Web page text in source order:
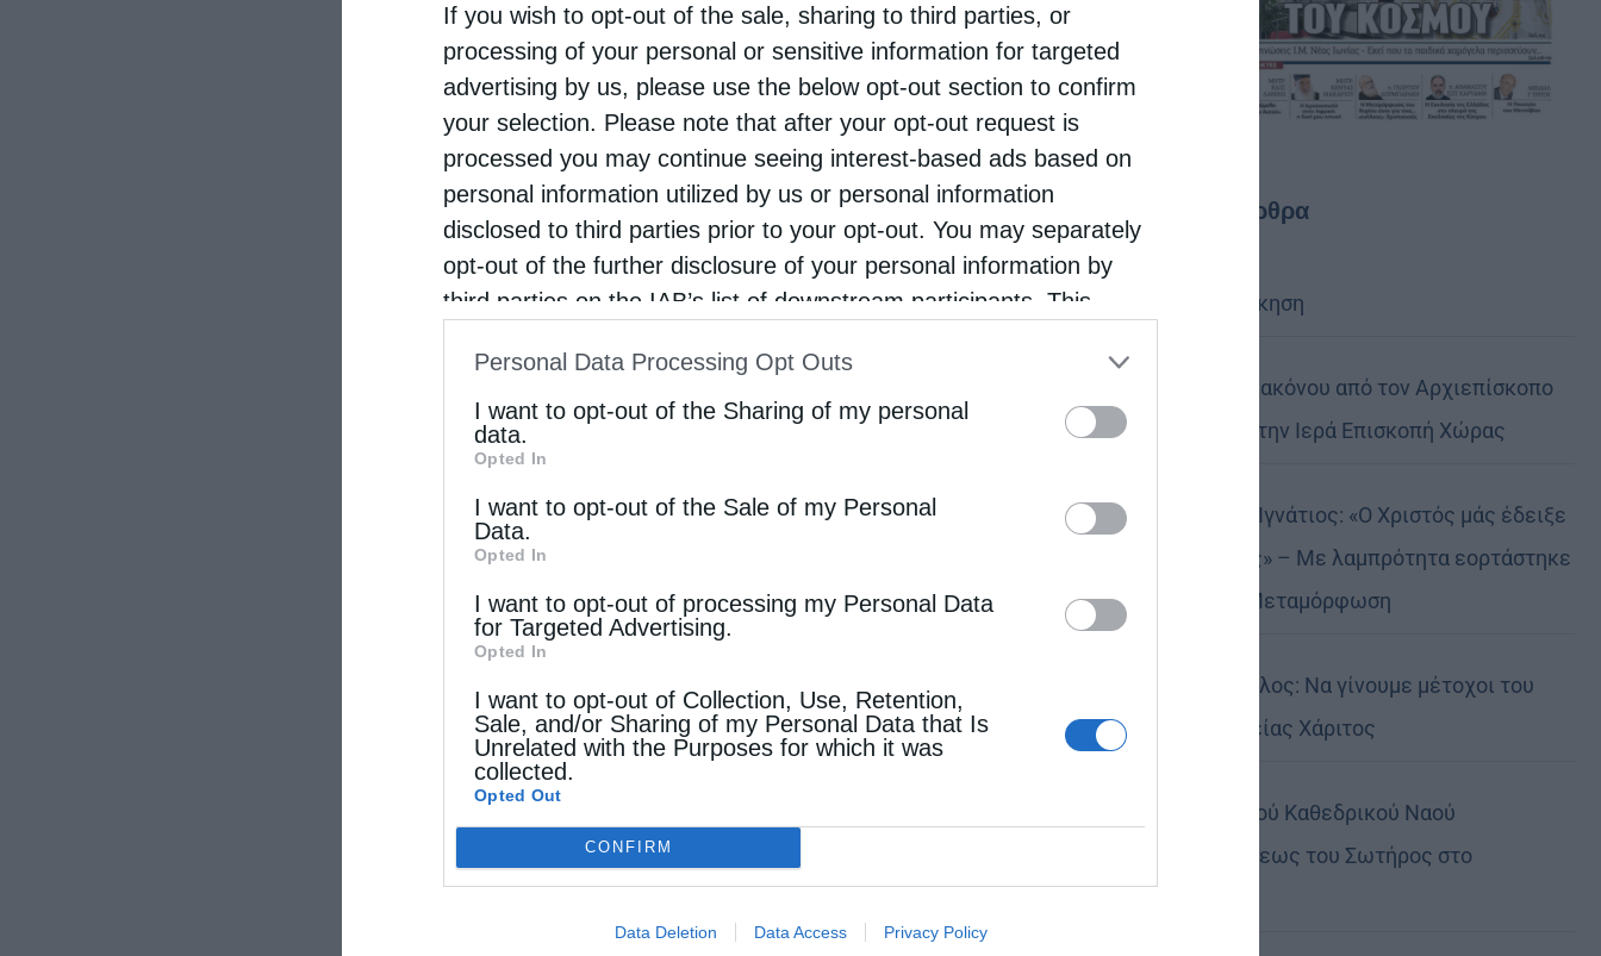
If you wish to opt-out of the sale, sharing to third parties, or
processing of your personal or sensitive information for targeted
advertising by us, please use the below opt-out section to confirm
your selection. Please note that after your opt-out request is
processed you may continue seeing interest-based ads based on
personal information utilized by us or personal information
disclosed to third parties prior to your opt-out. You may separately
opt-out of the further disclosure of your personal information by
third parties on the IAB’s list of downstream participants. This
IAB’s List of Downstream Participantsthat may further disclose it to
other third parties.
Personal Data Processing Opt Outs
I want to opt-out of the Sharing of my personal
data.
Opted In
I want to opt-out of the Sale of my Personal
Data.
Opted In
I want to opt-out of processing my Personal Data
for Targeted Advertising.
Opted In
I want to opt-out of Collection, Use, Retention,
Sale, and/or Sharing of my Personal Data that Is
Unrelated with the Purposes for which it was
collected.
Opted Out
CONFIRM
Data Deletion Data Access Privacy Policy
Τελευταία άρθρα
Κακό και εκδίκηση
Χειροτονία Διακόνου από τον Αρχιεπίσκοπο
Αυστραλίας στην Ιερά Επισκοπή Χώρας
Δημητριάδος Ιγνάτιος: «Ο Χριστός μάς έδειξε
το μέλλον μας» – Με λαμπρότητα εορτάστηκε
στον Βόλο η Μεταμόρφωση
Κορίνθου Παύλος: Να γίνουμε μέτοχοι του
φωτός της Θείας Χάριτος
Πανήγυρη Ιερού Καθεδρικού Ναού
Μεταμορφώσεως του Σωτήρος στο